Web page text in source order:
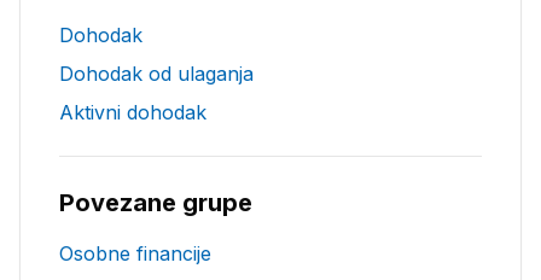
Dohodak
Dohodak od ulaganja
Aktivni dohodak
Povezane grupe
Osobne financije